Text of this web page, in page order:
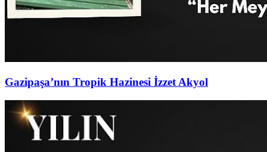
Gazipaşa’nın Tropik Hazinesi İzzet Akyol